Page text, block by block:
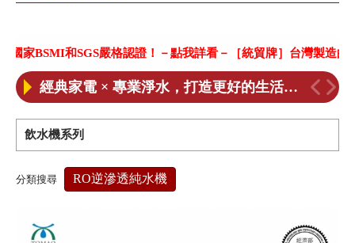
BSMI和SGS嚴格認證！－點我詳看－［統貿牌］台灣製造的優質
經典家電 × 專業淨水，打造更好的生活日常
飲水機系列
分類搜尋 RO逆滲透純水機